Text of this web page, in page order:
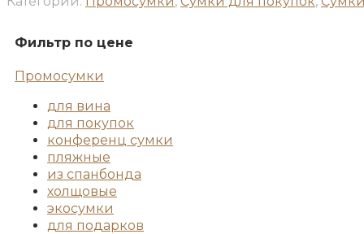
Фильтр по цене
Промосумки
для вина
для покупок
конференц сумки
пляжные
из спанбонда
холщовые
экосумки
для подарков